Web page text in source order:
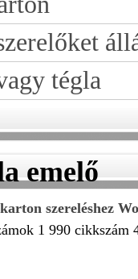
tégla
emelő
szereléshez
1 990 cikkszám